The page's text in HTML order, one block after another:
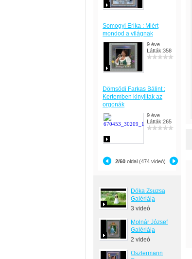
Somogyi Erika : Miért
mondod a világnak
9 éve
Látták:358
Dömsödi Farkas Bálint :
Kertemben kinyiltak az
orgonák
9 éve
Látták:265
2/60 oldal (474 videó)
Dóka Zsuzsa
Galériája
3 videó
Molnár József
Galériája
2 videó
Osztermann